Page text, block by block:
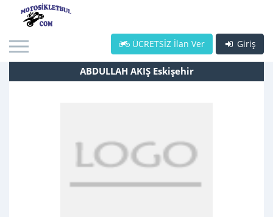
Giriş
ÜCRETSİZ İlan Ver
ABDULLAH AKIŞ Eskişehir